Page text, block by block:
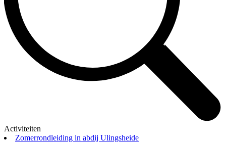
Activiteiten
Zomerrondleiding in abdij Ulingsheide